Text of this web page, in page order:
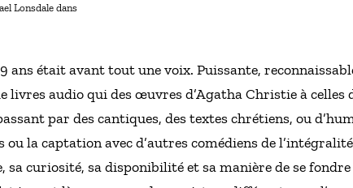
Lonsdale dans
ans était avant tout une voix. Puissante,
livres audio qui des œuvres d’Agatha Christie à celles
par des cantiques, des textes chrétiens, ou
ou la captation avec d’autres comédiens de
sa curiosité, sa disponibilité et sa manière de se